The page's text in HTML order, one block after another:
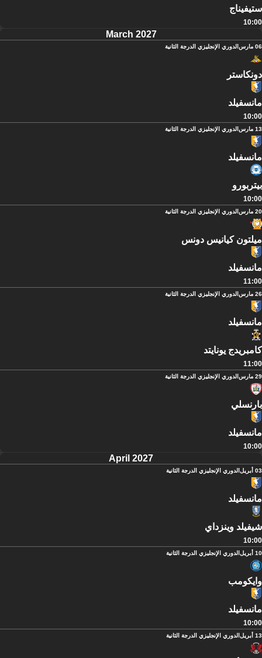
ستيفيناج
10:00
March 2027
06 مارس الدوري الإنجليزي الدرجة الثانية
دونكاستر
مانسفيلد
10:00
13 مارس الدوري الإنجليزي الدرجة الثانية
مانسفيلد
بيتربورو
10:00
20 مارس الدوري الإنجليزي الدرجة الثانية
ميلتون كيانيس دونس
مانسفيلد
11:00
26 مارس الدوري الإنجليزي الدرجة الثانية
مانسفيلد
كامبريدج يونايتد
11:00
29 مارس الدوري الإنجليزي الدرجة الثانية
بارنسلي
مانسفيلد
10:00
April 2027
03 أبريل الدوري الإنجليزي الدرجة الثانية
مانسفيلد
شيفيلد وينزداي
10:00
10 أبريل الدوري الإنجليزي الدرجة الثانية
وايكومب
مانسفيلد
10:00
13 أبريل الدوري الإنجليزي الدرجة الثانية